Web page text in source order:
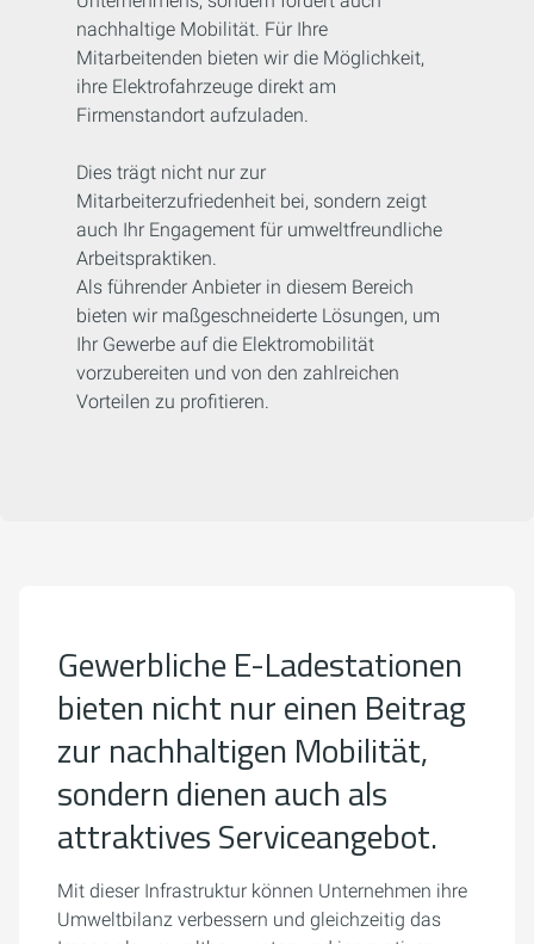
nachhaltige Mobilität. Für Ihre
Mitarbeitenden bieten wir die Möglichkeit,
ihre Elektrofahrzeuge direkt am
Firmenstandort aufzuladen.
Dies trägt nicht nur zur
Mitarbeiterzufriedenheit bei, sondern zeigt
auch Ihr Engagement für umweltfreundliche
Arbeitspraktiken.
Als führender Anbieter in diesem Bereich
bieten wir maßgeschneiderte Lösungen, um
Ihr Gewerbe auf die Elektromobilität
vorzubereiten und von den zahlreichen
Vorteilen zu profitieren.
Gewerbliche E-Ladestationen
bieten nicht nur einen Beitrag
zur nachhaltigen Mobilität,
sondern dienen auch als
attraktives Serviceangebot.
Mit dieser Infrastruktur können Unternehmen ihre
Umweltbilanz verbessern und gleichzeitig das